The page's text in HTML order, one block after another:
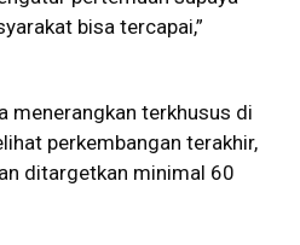
bisa tercapai,”
menerangkan terkhusus di
perkembangan terakhir,
ditargetkan minimal 60